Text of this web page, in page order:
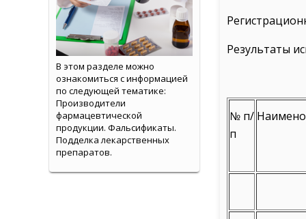
Результаты
№ п/
п
В этом разделе можно
ознакомиться с информацией
по следующей тематике:
Производители
фармацевтической
продукции. Фальсификаты.
Подделка лекарственных
препаратов.